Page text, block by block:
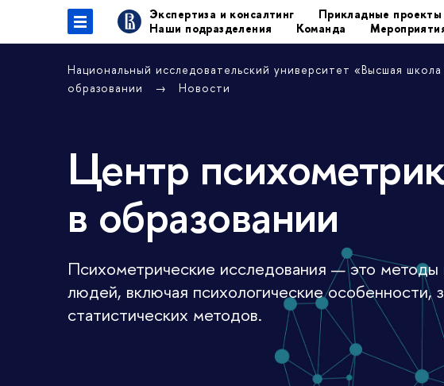
Экспертиза и консалтинг Прикладные проекты
Наши подразделения
Команда
Национальный исследовательский университет «Высшая
образовании
Новости
Центр
в образовании
Психометрические исследования — это методы
людей, включая психологические особенности,
статистических методов.